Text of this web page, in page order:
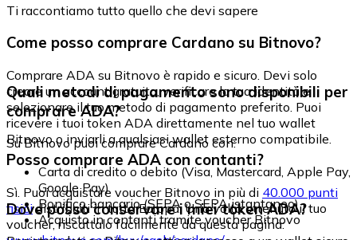
Ti raccontiamo tutto quello che devi sapere
Come posso comprare Cardano su Bitnovo?
Comprare ADA su Bitnovo è rapido e sicuro. Devi solo
creare un account gratuito, verificare la tua identità e
selezionare il tuo metodo di pagamento preferito. Puoi
ricevere i tuoi token ADA direttamente nel tuo wallet
Bitnovo o inviarli a qualsiasi wallet esterno compatibile.
Quali metodi di pagamento sono disponibili per
comprare ADA?
Su Bitnovo puoi comprare Cardano con:
Carta di credito o debito (Visa, Mastercard, Apple Pay,
Google Pay)
Bonifico bancario (SEPA o SEPA istantaneo)
Acquisto in contanti tramite voucher Bitnovo
Posso comprare ADA con contanti?
Sì. Puoi acquistare voucher Bitnovo in più di 40.000 punti
fisicidistribuiti in tutta Europa. Una volta ottenuto il tuo
voucher, riscattalo facilmente da questa pagina:
Dove posso conservare i miei token ADA?